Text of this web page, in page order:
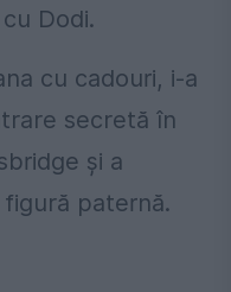
Dodi.
cu cadouri, i-a
secretă în
și a
paternă.